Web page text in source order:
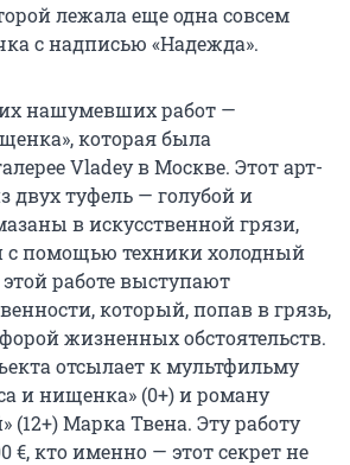
лежала еще одна совсем
с надписью «Надежда».
нашумевших работ —
которая была
Vladey в Москве. Этот арт-
двух туфель — голубой и
в искусственной грязи,
с помощью техники холодный
работе выступают
который, попав в грязь,
жизненных обстоятельств.
отсылает к мультфильму
и нищенка» (0+) и роману
Марка Твена. Эту работу
€, кто именно — этот секрет не